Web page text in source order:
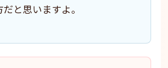
と思いますよ。